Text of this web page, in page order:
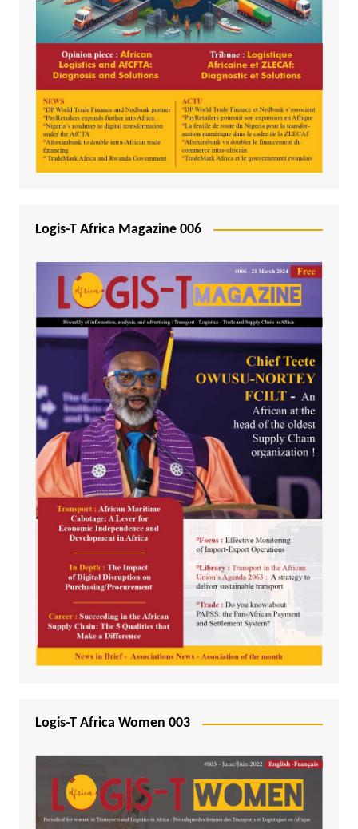
Logis-T Africa Magazine 006
Logis-T Africa Women 003